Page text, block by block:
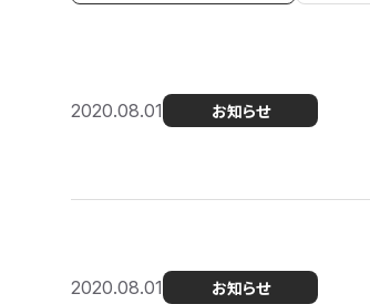
2020.08.01 お知らせ
2020.08.01 お知らせ